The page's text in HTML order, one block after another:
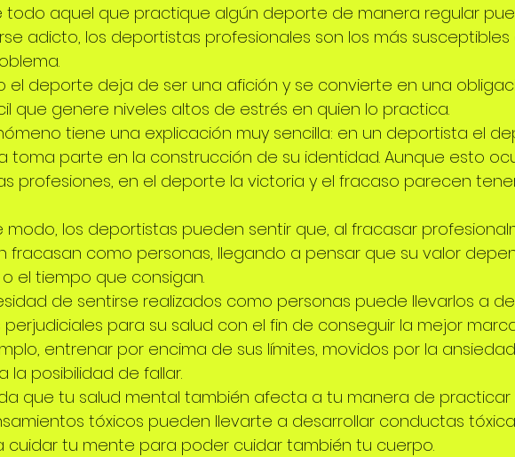
todo aquel que practique algún deporte de manera regular
adicto, los deportistas profesionales son los más susceptibles
el deporte deja de ser una afición y se convierte en una
que genere niveles altos de estrés en quien lo practica.
tiene una explicación muy sencilla: en un deportista el
toma parte en la construcción de su identidad. Aunque esto
profesiones, en el deporte la victoria y el fracaso parecen
modo, los deportistas pueden sentir que, al fracasar
fracasan como personas, llegando a pensar que su valor
el tiempo que consigan.
de sentirse realizados como personas puede llevarlos a
para su salud con el fin de conseguir la mejor
entrenar por encima de sus límites, movidos por la
la posibilidad de fallar.
que tu salud mental también afecta a tu manera de practicar
tóxicos pueden llevarte a desarrollar conductas
cuidar tu mente para poder cuidar también tu cuerpo.